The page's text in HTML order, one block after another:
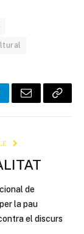
Email Copy
de
la pau
el discurs